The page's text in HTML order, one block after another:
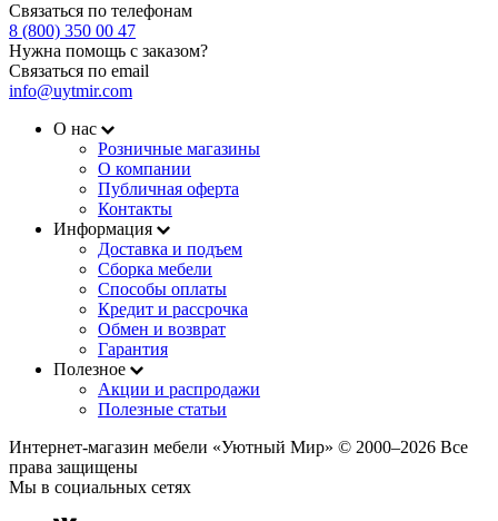
Связаться по телефонам
8 (800) 350 00 47
Нужна помощь с заказом?
Связаться по email
info@uytmir.com
О нас
Розничные магазины
О компании
Публичная оферта
Контакты
Информация
Доставка и подъем
Сборка мебели
Способы оплаты
Кредит и рассрочка
Обмен и возврат
Гарантия
Полезное
Акции и распродажи
Полезные статьи
Интернет-магазин мебели «Уютный Мир» © 2000‒2026 Все
права защищены
Мы в социальных сетях